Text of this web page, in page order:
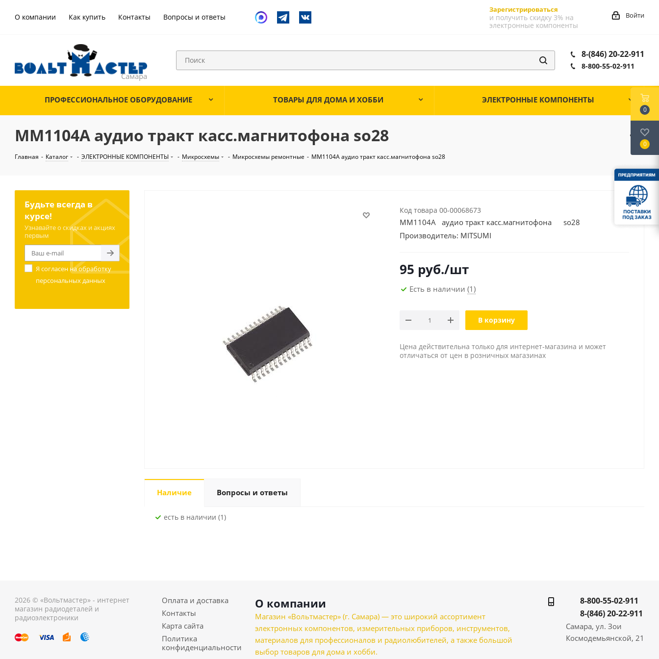
О компании Как купить Контакты Вопросы и ответы
Зарегистрироваться
и получить скидку 3% на
электронные компоненты
Войти
8-(846) 20-22-911
8-800-55-02-911
ПРОФЕССИОНАЛЬНОЕ ОБОРУДОВАНИЕ ТОВАРЫ ДЛЯ ДОМА И ХОББИ ЭЛЕКТРОННЫЕ КОМПОНЕНТЫ
MM1104A аудио тракт касс.магнитофона so28
Главная - Каталог - ЭЛЕКТРОННЫЕ КОМПОНЕНТЫ - Микросхемы - Микросхемы ремонтные - MM1104A аудио тракт касс.магнитофона so28
Код товара 00-00068673
MM1104A аудио тракт касс.магнитофона so28
Производитель: MITSUMI
95 руб./шт
Есть в наличии (1)
В корзину
Цена действительна только для интернет-магазина и может
отличаться от цен в розничных магазинах
Наличие Вопросы и ответы
Есть в наличии (1)
Будьте всегда в
курсе!
Узнавайте о скидках и акциях
первым
Я согласен наобработку
персональных данных
2026 © «Вольтмастер» - интернет
магазин радиодеталей и
радиоэлектроники
Оплата и доставка
Контакты
Карта сайта
Политика
конфиденциальности
О компании
Магазин «Вольтмастер» (г. Самара) — это широкий ассортимент
электронных компонентов, измерительных приборов, инструментов,
материалов для профессионалов и радиолюбителей, а также большой
выбор товаров для дома и хобби.
8-800-55-02-911
8-(846) 20-22-911
Самара, ул. Зои
Космодемьянской, 21
0
0